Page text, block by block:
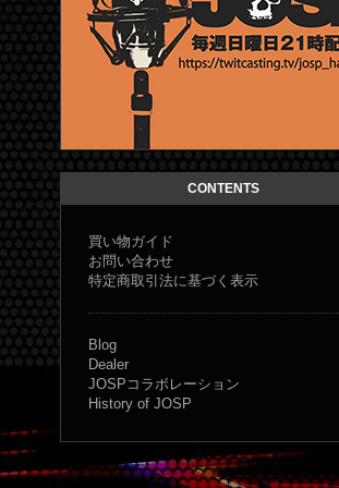
CONTENTS
買い物ガイド
お問い合わせ
特定商取引法に基づく表示
Blog
Dealer
JOSPコラボレーション
History of JOSP